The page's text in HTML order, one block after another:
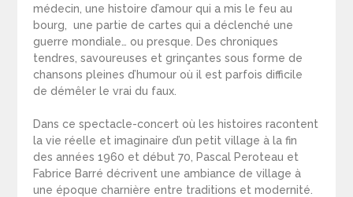
médecin, une histoire d’amour qui a mis le feu au
bourg, une partie de cartes qui a déclenché une
guerre mondiale… ou presque. Des chroniques
tendres, savoureuses et grinçantes sous forme de
chansons pleines d’humour où il est parfois difficile
de démêler le vrai du faux.
Dans ce spectacle-concert où les histoires racontent
la vie réelle et imaginaire d’un petit village à la fin
des années 1960 et début 70, Pascal Peroteau et
Fabrice Barré décrivent une ambiance de village à
une époque charnière entre traditions et modernité.